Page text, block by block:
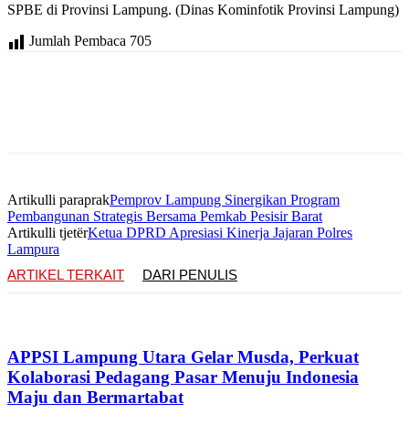
SPBE di Provinsi Lampung. (Dinas Kominfotik Provinsi Lampung)
Jumlah Pembaca 705
Artikulli paraprakPemprov Lampung Sinergikan Program
Pembangunan Strategis Bersama Pemkab Pesisir Barat
Artikulli tjetërKetua DPRD Apresiasi Kinerja Jajaran Polres
Lampura
ARTIKEL TERKAIT
DARI PENULIS
APPSI Lampung Utara Gelar Musda, Perkuat
Kolaborasi Pedagang Pasar Menuju Indonesia
Maju dan Bermartabat